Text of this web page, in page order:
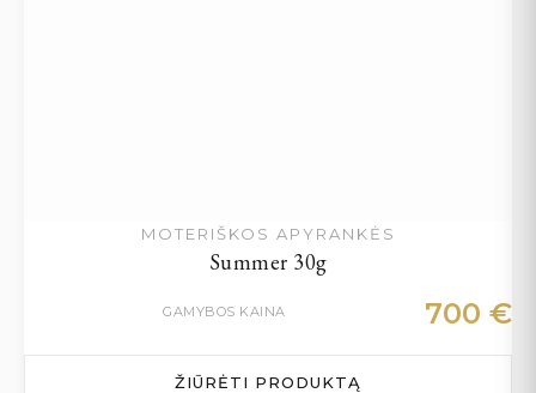
MOTERIŠKOS APYRANKĖS
Summer 30g
GAMYBOS KAINA 700 €
ŽIŪRĖTI PRODUKTĄ